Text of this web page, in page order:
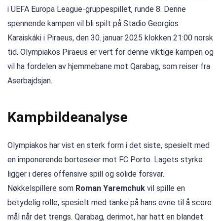
i UEFA Europa League-gruppespillet, runde 8. Denne
spennende kampen vil bli spilt på Stadio Georgios
Karaiskáki i Piraeus, den 30. januar 2025 klokken 21:00 norsk
tid. Olympiakos Piraeus er vert for denne viktige kampen og
vil ha fordelen av hjemmebane mot Qarabag, som reiser fra
Aserbajdsjan.
Kampbildeanalyse
Olympiakos har vist en sterk form i det siste, spesielt med
en imponerende borteseier mot FC Porto. Lagets styrke
ligger i deres offensive spill og solide forsvar.
Nøkkelspillere som Roman Yaremchuk vil spille en
betydelig rolle, spesielt med tanke på hans evne til å score
mål når det trengs. Qarabag, derimot, har hatt en blandet